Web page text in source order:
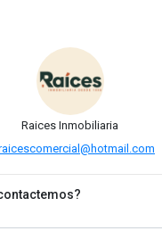
Raices Inmobiliaria